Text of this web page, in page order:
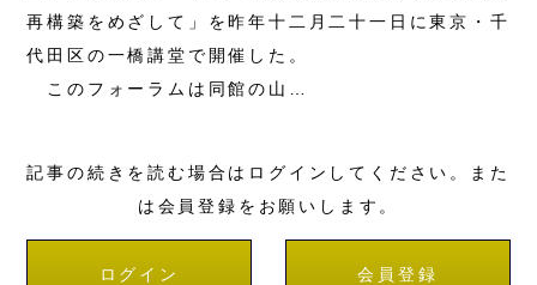
再構築をめざして」を昨年十二月二十一日に東京・千
代田区の一橋講堂で開催した。
このフォーラムは同館の山…
記事の続きを読む場合はログインしてください。また
は会員登録をお願いします。
ログイン 会員登録